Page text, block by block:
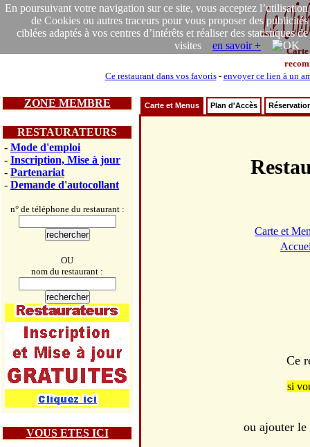
En poursuivant votre navigation sur ce site, vous acceptez l’utilisation
de Cookies ou autres traceurs pour vous proposer des publicités
ciblées adaptés à vos centres d’intérêts et réaliser des statistiques de
visites en savoir +
Carte
Ce restaurant dans vos favoris- envoyer ce lien à un
ZONE MEMBRE
RESTAURATEURS
- Mode d'emploi
- Inscription, Mise à jour
- Partenariat
- Demande d'autocollant
n° de téléphone du restaurant :
OU
nom du restaurant :
VOUS ETES ICI
Carte et Menus Plan d'Accès
Carte et
Ce
si
ou ajouter